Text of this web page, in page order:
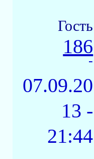
Гость
186
-
07.09.20
13 -
21:44